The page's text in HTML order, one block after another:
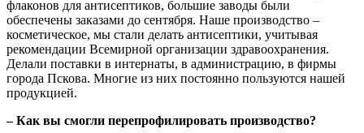
флаконов для антисептиков, большие заводы были
обеспечены заказами до сентября. Наше производство –
косметическое, мы стали делать антисептики, учитывая
рекомендации Всемирной организации здравоохранения.
Делали поставки в интернаты, в администрацию, в фирмы
города Пскова. Многие из них постоянно пользуются нашей
продукцией.
– Как вы смогли перепрофилировать производство?